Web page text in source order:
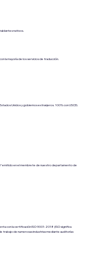
nativos.
la mayoría de los servicios de traducción.
Unidos y gobiernos extranjeros. 100% con USCIS.
emitido en el membrete de nuestro departamento de
con la certificación ISO 9001:2018 (ISO significa
trabajo de numerosas industrias mediante auditorías